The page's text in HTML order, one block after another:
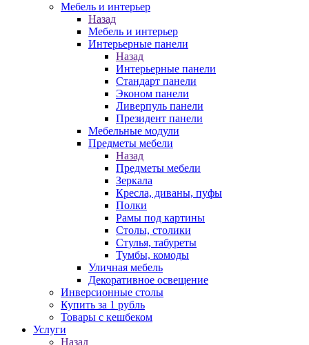
Мебель и интерьер
Назад
Мебель и интерьер
Интерьерные панели
Назад
Интерьерные панели
Стандарт панели
Эконом панели
Ливерпуль панели
Президент панели
Мебельные модули
Предметы мебели
Назад
Предметы мебели
Зеркала
Кресла, диваны, пуфы
Полки
Рамы под картины
Столы, столики
Стулья, табуреты
Тумбы, комоды
Уличная мебель
Декоративное освещение
Инверсионные столы
Купить за 1 рубль
Товары с кешбеком
Услуги
Назад